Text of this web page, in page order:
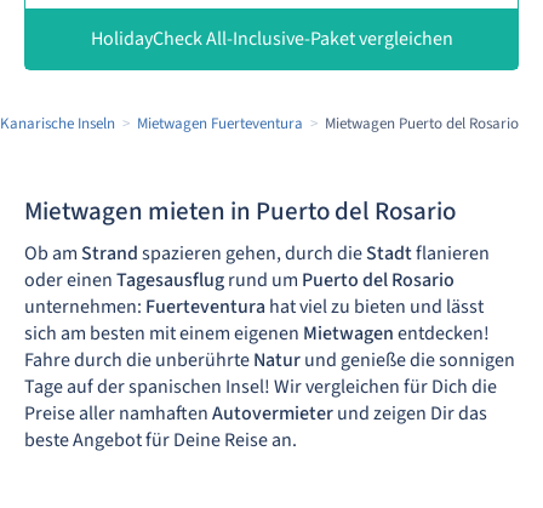
HolidayCheck All-Inclusive-Paket vergleichen
Inseln Mietwagen Fuerteventura Mietwagen Puerto del Rosario
Mietwagen mieten in Puerto del Rosario
Ob amStrandspazieren gehen, durch dieStadtflanieren
oder einenTagesausflugrund um Puerto del Rosario
unternehmen: Fuerteventura hat viel zu bieten und lässt
sich am besten mit einem eigenen Mietwagenentdecken!
Fahre durch die unberührteNaturund genieße die sonnigen
Tage auf der spanischen Insel! Wir vergleichen für Dich die
Preise aller namhaftenAutovermieterund zeigen Dir das
beste Angebot für Deine Reise an.